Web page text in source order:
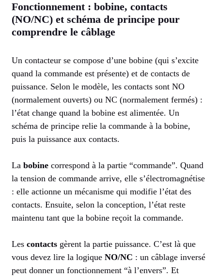
Fonctionnement : bobine, contacts
(NO/NC) et schéma de principe pour
comprendre le câblage
Un contacteur se compose d’une bobine (qui s’excite
quand la commande est présente) et de contacts de
puissance. Selon le modèle, les contacts sont NO
(normalement ouverts) ou NC (normalement fermés) :
l’état change quand la bobine est alimentée. Un
schéma de principe relie la commande à la bobine,
puis la puissance aux contacts.
La bobine correspond à la partie “commande”. Quand
la tension de commande arrive, elle s’électromagnétise
: elle actionne un mécanisme qui modifie l’état des
contacts. Ensuite, selon la conception, l’état reste
maintenu tant que la bobine reçoit la commande.
Les contacts gèrent la partie puissance. C’est là que
vous devez lire la logique NO/NC : un câblage inversé
peut donner un fonctionnement “à l’envers”. Et